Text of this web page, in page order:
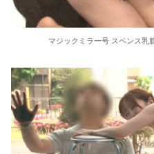
マジックミラー号 スペンス乳